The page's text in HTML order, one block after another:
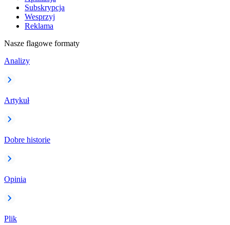
Subskrypcja
Wesprzyj
Reklama
Nasze flagowe formaty
Analizy
Artykuł
Dobre historie
Opinia
Plik